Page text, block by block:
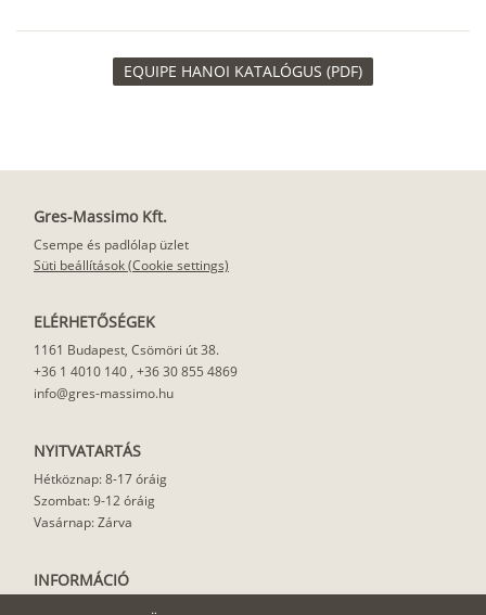
EQUIPE HANOI KATALÓGUS (PDF)
Gres-Massimo Kft.
Csempe és padlólap üzlet
Süti beállítások (Cookie settings)
ELÉRHETŐSÉGEK
1161 Budapest, Csömöri út 38.
+36 1 4010 140 , +36 30 855 4869
info@gres-massimo.hu
NYITVATARTÁS
Hétköznap: 8-17 óráig
Szombat: 9-12 óráig
Vasárnap: Zárva
INFORMÁCIÓ